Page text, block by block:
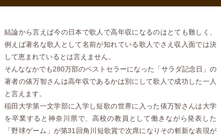
結論から言えば今の日本で歌人で高年収になるのはとても難しく、
例えば著名な歌人として名前が知れている歌人でさえ収入面では決
して恵まれているとは言えません。
そんななかでも280万部のベストセラーになった「サラダ記念日」の
著者の俵万智さんは高年収であるかは別にして歌人で成功した一人
と言えます。
稲田大学第一文学部に入学し短歌の世界に入った俵万智さんは大学
を卒業すると神奈川県で、高校の教員として働きながら発表した
「野球ゲーム」が第31回角川短歌賞で次席になりその斬新な表現が